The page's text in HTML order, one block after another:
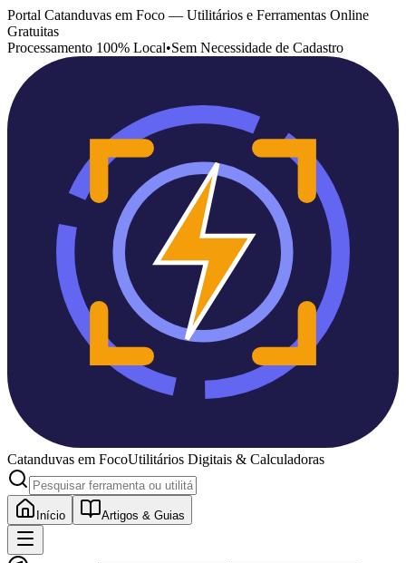
Portal Catanduvas em Foco — Utilitários e Ferramentas Online
Gratuitas
Processamento 100% Local•Sem Necessidade de Cadastro
Catanduvas em FocoUtilitários Digitais & Calculadoras
Início Artigos & Guias